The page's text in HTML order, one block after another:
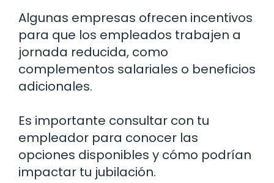
Algunas empresas ofrecen incentivos
para que los empleados trabajen a
jornada reducida, como
complementos salariales o beneficios
adicionales.
Es importante consultar con tu
empleador para conocer las
opciones disponibles y cómo podrían
impactar tu jubilación.